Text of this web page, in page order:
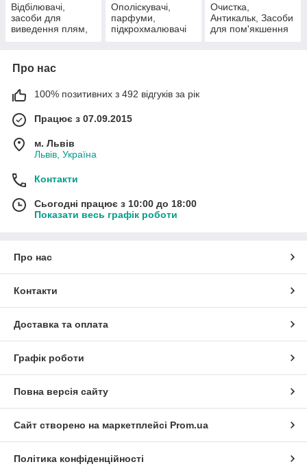
Відбілювачі,
засоби для
виведення плям,
Ополіскувачі,
парфуми,
підкрохмалювачі
Очистка,
Антикальк, Засоби
для пом'якшення
Про нас
100% позитивних з 492 відгуків за рік
Працює з 07.09.2015
м. Львів
Львів, Україна
Контакти
Сьогодні працює з 10:00 до 18:00
Показати весь графік роботи
Про нас
Контакти
Доставка та оплата
Графік роботи
Повна версія сайту
Сайт створено на маркетплейсі Prom.ua
Політика конфіденційності